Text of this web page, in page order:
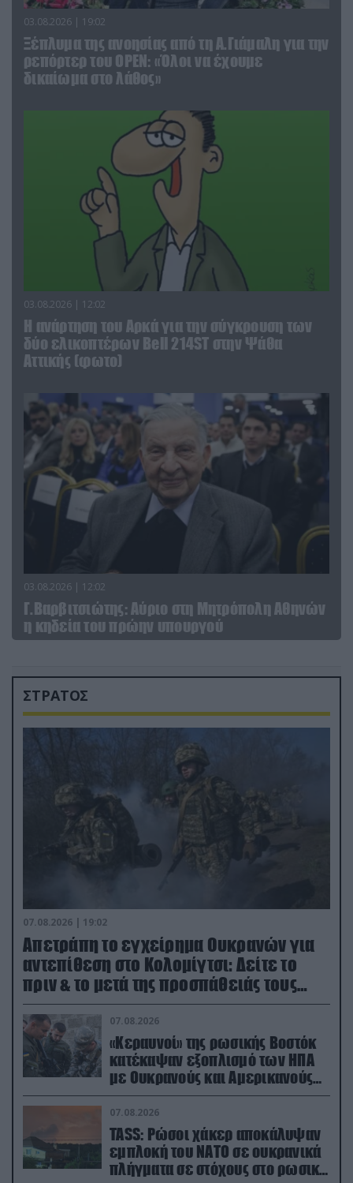
03.08.2026 | 19:02
Ξέπλυμα της ανοησίας από τη Α.Γιάμαλη για την
ρεπόρτερ του ΟΡΕΝ: «Όλοι να έχουμε
δικαίωμα στο λάθος»
03.08.2026 | 12:02
Η ανάρτηση του Αρκά για την σύγκρουση των
δύο ελικοπτέρων Bell 214ST στην Ψάθα
Αττικής (φωτο)
03.08.2026 | 12:02
Γ.Βαρβιτσιώτης: Aύριο στη Μητρόπολη Αθηνών
η κηδεία του πρώην υπουργού
ΣΤΡΑΤΟΣ
07.08.2026 | 19:02
Απετράπη το εγχείρημα Ουκρανών για
αντεπίθεση στο Κολομίγτσι: Δείτε το
πριν & το μετά της προσπάθειάς τους
(βίντεο)
07.08.2026
«Κεραυνοί» της ρωσικής Βοστόκ
κατέκαψαν εξοπλισμό των ΗΠΑ
με Ουκρανούς και Αμερικανούς
μισθοφόρους – Δείτε βίντεο
07.08.2026
TASS: Ρώσοι χάκερ αποκάλυψαν
εμπλοκή του ΝΑΤΟ σε ουκρανικά
πλήγματα σε στόχους στο ρωσικό